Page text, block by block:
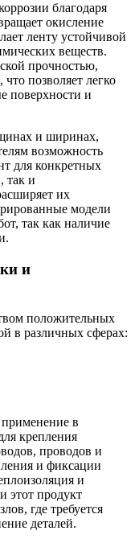
благодаря
окисление
ленту устойчивой
веществ.
прочностью,
позволяет легко
поверхности и
и ширинах,
возможность
для конкретных
так и
их
модели
так как наличие
и
положительных
в различных сферах:
в
крепления
проводов и
и фиксации
и
этот продукт
где требуется
деталей.